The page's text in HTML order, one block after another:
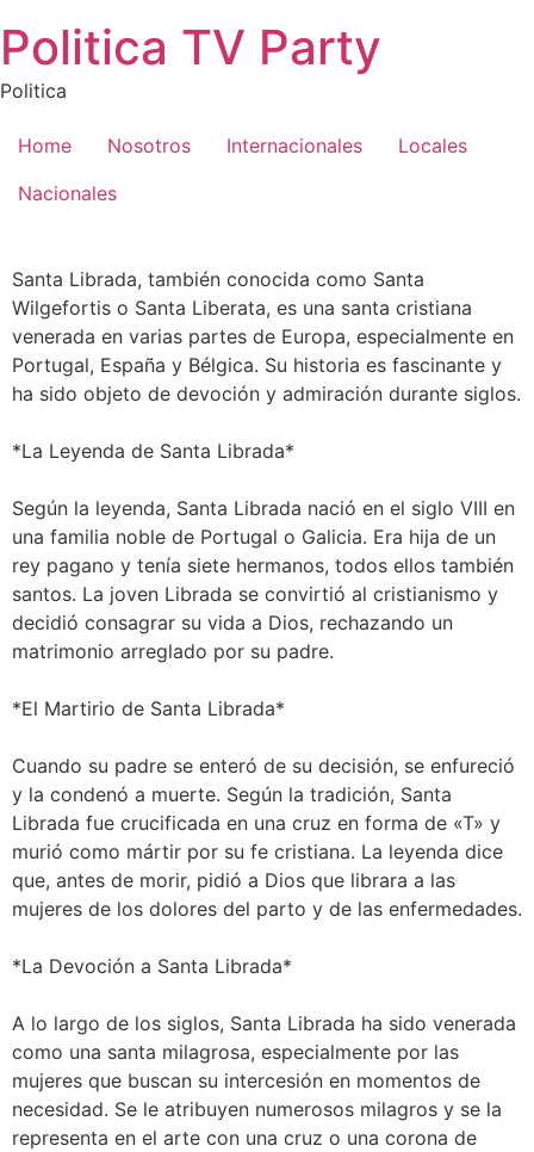
al
contenido
Politica TV Party
Politica
Home Nosotros Internacionales
Locales
Nacionales
Santa Librada, también conocida como Santa
Wilgefortis o Santa Liberata, es una santa cristiana
venerada en varias partes de Europa, especialmente en
Portugal, España y Bélgica. Su historia es fascinante y
ha sido objeto de devoción y admiración durante siglos.
*La Leyenda de Santa Librada*
Según la leyenda, Santa Librada nació en el siglo VIII en
una familia noble de Portugal o Galicia. Era hija de un
rey pagano y tenía siete hermanos, todos ellos también
santos. La joven Librada se convirtió al cristianismo y
decidió consagrar su vida a Dios, rechazando un
matrimonio arreglado por su padre.
*El Martirio de Santa Librada*
Cuando su padre se enteró de su decisión, se enfureció
y la condenó a muerte. Según la tradición, Santa
Librada fue crucificada en una cruz en forma de «T» y
murió como mártir por su fe cristiana. La leyenda dice
que, antes de morir, pidió a Dios que librara a las
mujeres de los dolores del parto y de las enfermedades.
*La Devoción a Santa Librada*
A lo largo de los siglos, Santa Librada ha sido venerada
como una santa milagrosa, especialmente por las
mujeres que buscan su intercesión en momentos de
necesidad. Se le atribuyen numerosos milagros y se la
representa en el arte con una cruz o una corona de